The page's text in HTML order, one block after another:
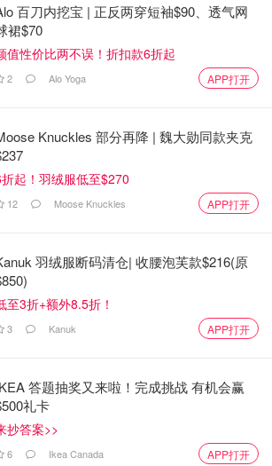
视频大概学习了一下，就操刀开干了。
百刀内挖宝 | 正反两穿短袖$90、透气网
裙$70
值性价比两不误！折扣款6折起
2 Alo Yoga APP打开
Knuckles 部分再降 | 魏大勋同款夹克
起！羽绒服低至$270
12 Moose Knuckles APP打开
羽绒服断码清仓| 收腰泡芙款$216(原
至3折+额外8.5折！
3 Kanuk APP打开
答题抽奖又来啦！完成挑战 有机会赢
礼卡
抄答案>>
6 Ikea Canada APP打开